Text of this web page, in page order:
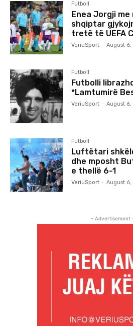
Futboll
Enea Jorgji
shqiptar
tretë të UEFA
VeriuSport - August
Futboll
Futbolli
*Lamtumirë
VeriuSport - August
Futboll
Luftëtari
dhe mposht
e thellë 6-1
VeriuSport - August
- Advertisement